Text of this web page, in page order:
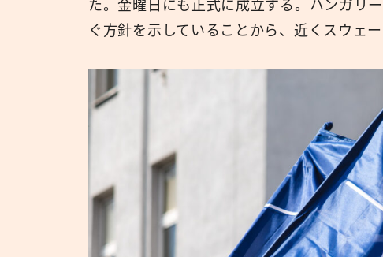
た。金曜日にも正式に成立する。ハンガリ
ぐ方針を示していることから、近くスウェ